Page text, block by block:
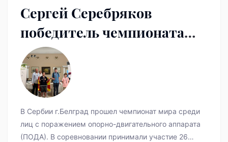
Сергей Серебряков
победитель чемпионата
мира по шахматам среди
лиц с ПОДА.
В Сербии г.Белград прошел чемпионат мира среди
лиц с поражением опорно-двигательного аппарата
(ПОДА). В соревновании принимали участие 26